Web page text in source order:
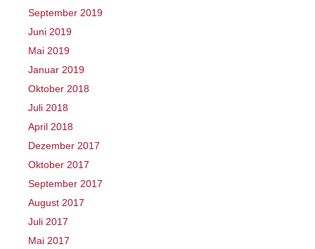
September 2019
Juni 2019
Mai 2019
Januar 2019
Oktober 2018
Juli 2018
April 2018
Dezember 2017
Oktober 2017
September 2017
August 2017
Juli 2017
Mai 2017